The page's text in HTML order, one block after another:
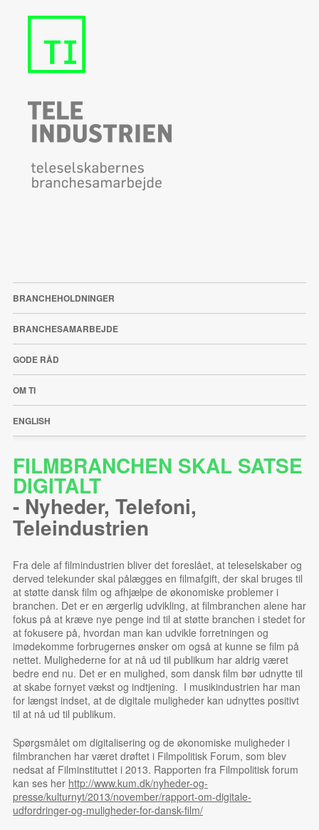
BRANCHEHOLDNINGER
BRANCHESAMARBEJDE
GODE RÅD
OM TI
ENGLISH
FILMBRANCHEN SKAL SATSE
DIGITALT
- Nyheder, Telefoni,
Teleindustrien
Fra dele af filmindustrien bliver det foreslået, at teleselskaber og
derved telekunder skal pålægges en filmafgift, der skal bruges til
at støtte dansk film og afhjælpe de økonomiske problemer i
branchen. Det er en ærgerlig udvikling, at filmbranchen alene har
fokus på at kræve nye penge ind til at støtte branchen i stedet for
at fokusere på, hvordan man kan udvikle forretningen og
imødekomme forbrugernes ønsker om også at kunne se film på
nettet. Mulighederne for at nå ud til publikum har aldrig været
bedre end nu. Det er en mulighed, som dansk film bør udnytte til
at skabe fornyet vækst og indtjening. I musikindustrien har man
for længst indset, at de digitale muligheder kan udnyttes positivt
til at nå ud til publikum.
Spørgsmålet om digitalisering og de økonomiske muligheder i
filmbranchen har været drøftet i Filmpolitisk Forum, som blev
nedsat af Filminstituttet i 2013. Rapporten fra Filmpolitisk forum
kan ses her http://www.kum.dk/nyheder-og-
presse/kulturnyt/2013/november/rapport-om-digitale-
udfordringer-og-muligheder-for-dansk-film/